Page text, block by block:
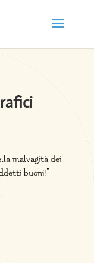
malvagità dei
buoni!”